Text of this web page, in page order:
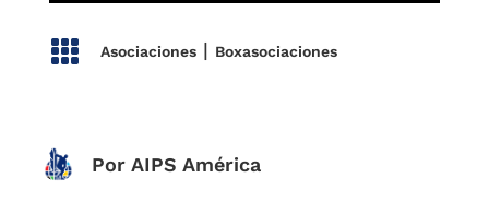
 Asociaciones| Boxasociaciones
Por AIPS América